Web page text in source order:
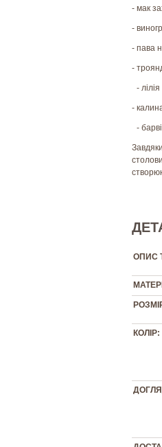
- мак
-
- пава
-
-
-
-
ОПИС
КОЛІР: